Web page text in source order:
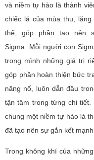
và niềm tự hào là thành
chiếc lá của mùa thu,
thể, góp phần tạo nên
Sigma. Mỗi người con
trong mình những giá trị
góp phần hoàn thiện bức
năng nổ, luôn dẫn đầu
tận tâm trong từng chi
chung một niềm tự hào là
đã tạo nên sự gắn kết mạnh
Trong không khí của